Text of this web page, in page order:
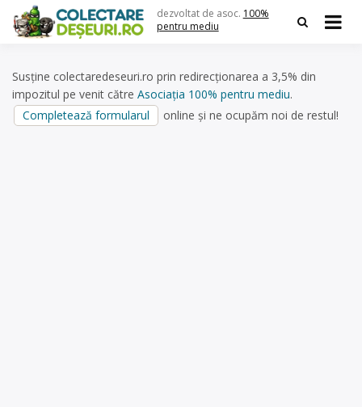
content
dezvoltat de asoc. 100%
pentru mediu
Susține colectaredeseuri.ro prin redirecționarea a 3,5% din
impozitul pe venit către Asociația 100% pentru mediu.
Completează formularul
online și ne ocupăm noi de restul!